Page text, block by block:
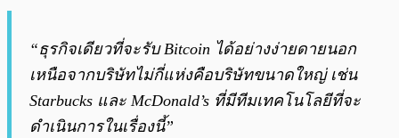
“ธุรกิจเดียวที่จะรับ Bitcoin ได้อย่างง่ายดายนอก
เหนือจากบริษัทไม่กี่แห่งคือบริษัทขนาดใหญ่ เช่น
Starbucks และ McDonald’s ที่มีทีมเทคโนโลยีที่จะ
ดำเนินการในเรื่องนี้”